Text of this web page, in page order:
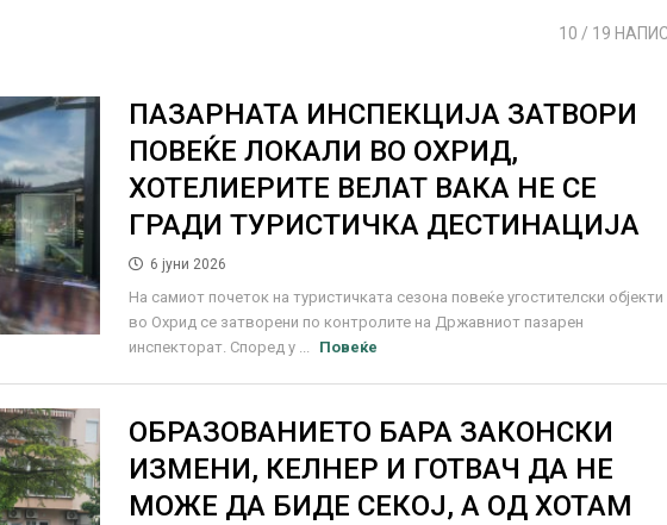
10 / 19
ПАЗАРНАТА ИНСПЕКЦИЈА ЗАТВОРИ
ПОВЕЌЕ ЛОКАЛИ ВО ОХРИД,
ХОТЕЛИЕРИТЕ ВЕЛАТ ВАКА НЕ СЕ
ГРАДИ ТУРИСТИЧКА ДЕСТИНАЦИЈА
6 јуни 2026
На самиот почеток на туристичката сезона повеќе угостителски објекти
во Охрид се затворени по контролите на Државниот пазарен
инспекторат. Според у ...
Повеќе
ОБРАЗОВАНИЕТО БАРА ЗАКОНСКИ
ИЗМЕНИ, КЕЛНЕР И ГОТВАЧ ДА НЕ
МОЖЕ ДА БИДЕ СЕКОЈ, А ОД ХОТАМ